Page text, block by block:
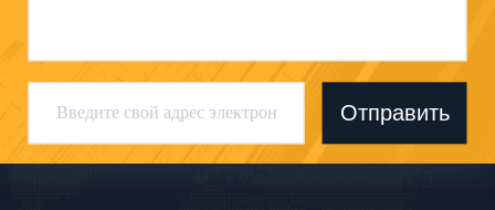
Отправить